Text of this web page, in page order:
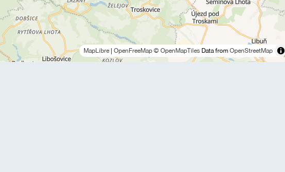
MapLibre OpenFreeMap © OpenMapTiles Data from OpenStreetMap